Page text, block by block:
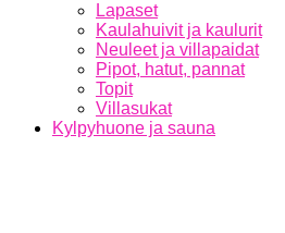
Lapaset
Kaulahuivit ja kaulurit
Neuleet ja villapaidat
Pipot, hatut, pannat
Topit
Villasukat
Kylpyhuone ja sauna